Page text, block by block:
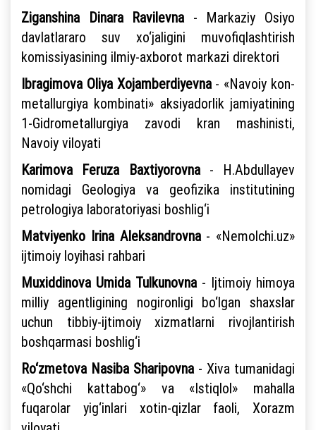
Ziganshina Dinara Ravilevna- Markaziy Osiyo
davlatlararo suv xo‘jaligini muvofiqlashtirish
komissiyasining ilmiy-axborot markazi direktori
Ibragimova Oliya Xojamberdiyevna- «Navoiy kon-
metallurgiya kombinati» aksiyadorlik jamiyatining
1-Gidrometallurgiya zavodi kran mashinisti,
Navoiy viloyati
Karimova Feruza Baxtiyorovna- H.Abdullayev
nomidagi Geologiya va geofizika institutining
petrologiya laboratoriyasi boshlig‘i
Matviyenko Irina Aleksandrovna- «Nemolchi.uz»
ijtimoiy loyihasi rahbari
Muxiddinova Umida Tulkunovna- Ijtimoiy himoya
milliy agentligining nogironligi bo‘lgan shaxslar
uchun tibbiy-ijtimoiy xizmatlarni rivojlantirish
boshqarmasi boshlig‘i
Ro‘zmetova Nasiba Sharipovna- Xiva tumanidagi
«Qo‘shchi kattabog‘» va «Istiqlol» mahalla
fuqarolar yig‘inlari xotin-qizlar faoli, Xorazm